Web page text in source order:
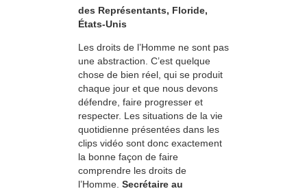
des Représentants, Floride,
États-Unis
Les droits de l’Homme ne sont pas
une abstraction. C’est quelque
chose de bien réel, qui se produit
chaque jour et que nous devons
défendre, faire progresser et
respecter. Les situations de la vie
quotidienne présentées dans les
clips vidéo sont donc exactement
la bonne façon de faire
comprendre les droits de
l’Homme. Secrétaire au